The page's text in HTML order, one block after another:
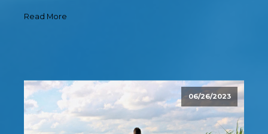
Read More
06/26/2023